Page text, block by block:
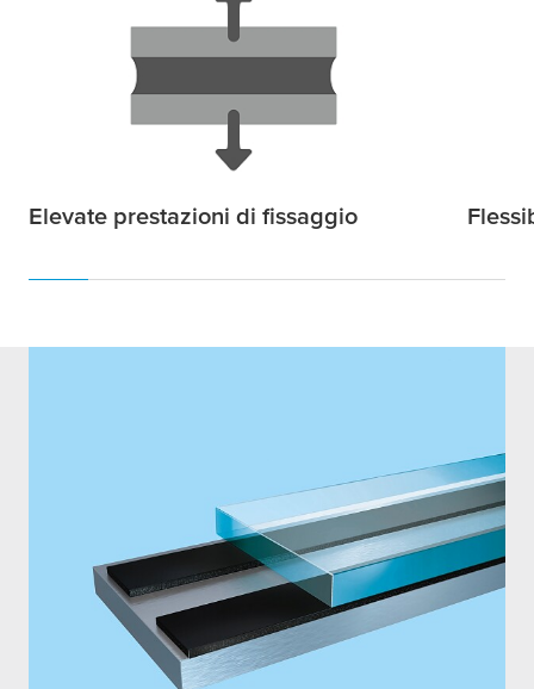
Elevate prestazioni di fissaggio